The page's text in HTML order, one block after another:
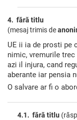
4. fără titlu
(mesaj trimis de
UE ii ia de prosti pe
nimic, vremurile
azi il injura, cand
aberante iar pensia
O salvare ar fi o
4.1. fără titlu